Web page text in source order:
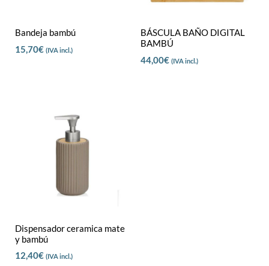
Bandeja bambú
15,70€ (IVA incl.)
BÁSCULA BAÑO DIGITAL
BAMBÚ
44,00€ (IVA incl.)
Dispensador ceramica mate
y bambú
12,40€ (IVA incl.)